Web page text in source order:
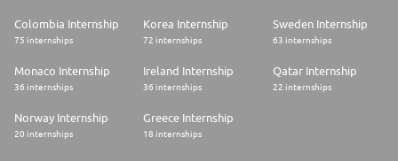
Colombia Internship
75 internships
Korea Internship
72 internships
Sweden Internship
63 internships
Monaco Internship
36 internships
Ireland Internship
36 internships
Qatar Internship
22 internships
Norway Internship
20 internships
Greece Internship
18 internships